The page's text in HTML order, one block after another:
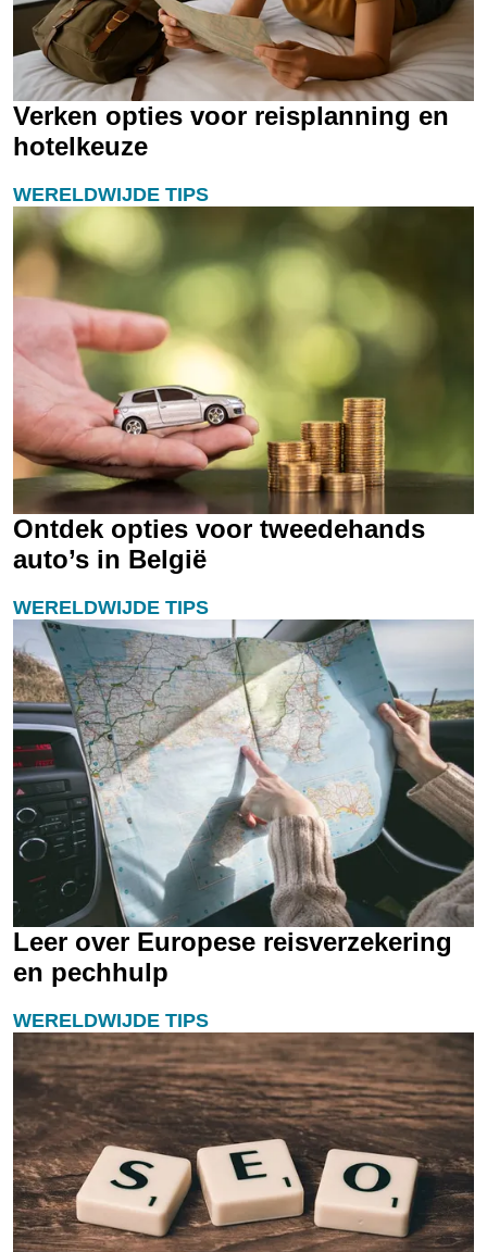
Verken opties voor reisplanning en
hotelkeuze
WERELDWIJDE TIPS
Ontdek opties voor tweedehands
auto’s in België
WERELDWIJDE TIPS
Leer over Europese reisverzekering
en pechhulp
WERELDWIJDE TIPS